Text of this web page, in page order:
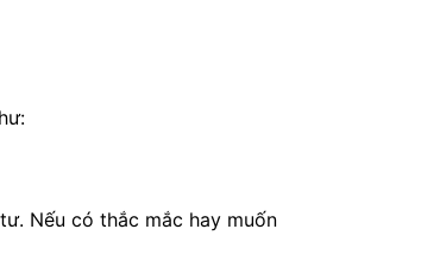
Nếu có thắc mắc hay muốn